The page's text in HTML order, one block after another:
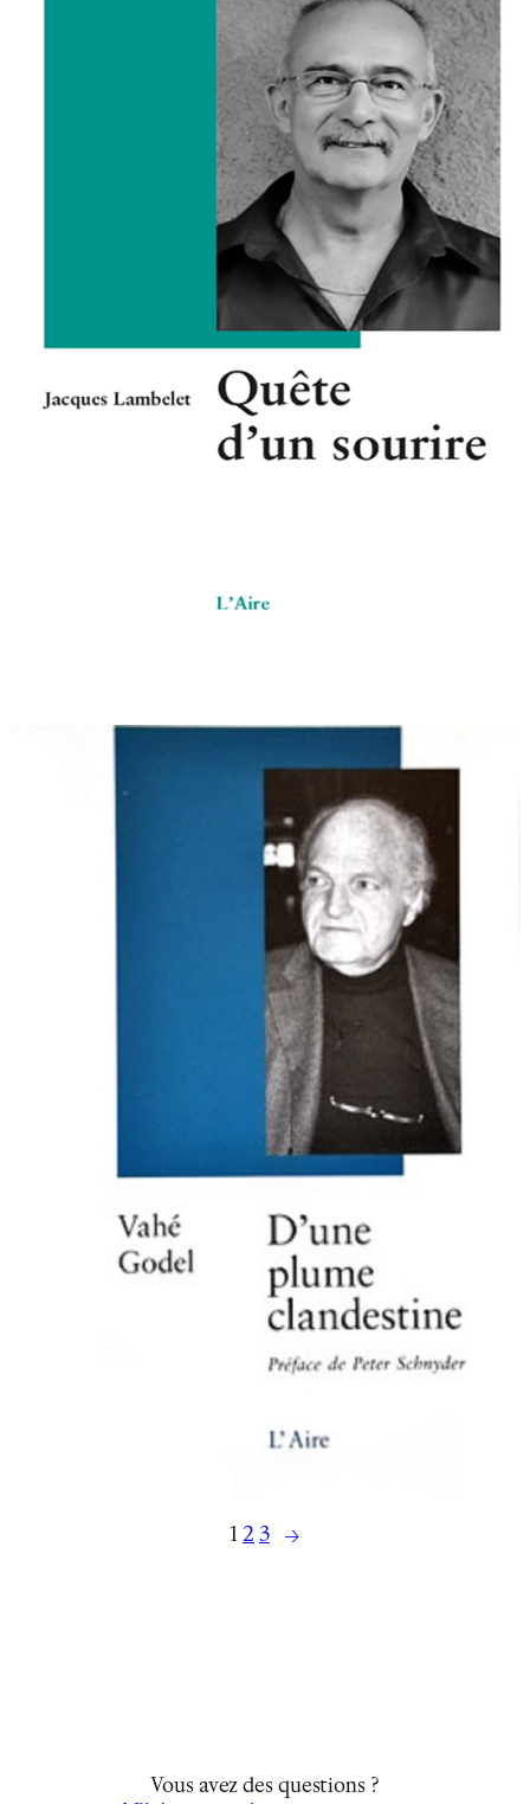
1 2 3 →
Vous avez des questions ?